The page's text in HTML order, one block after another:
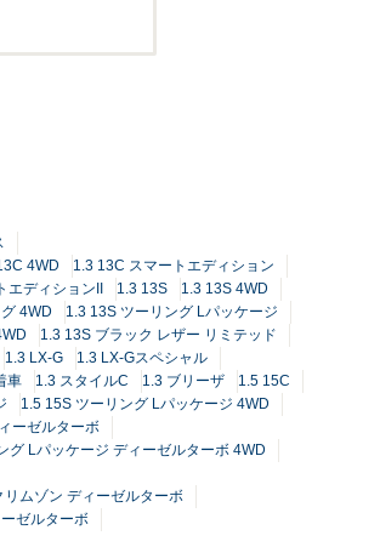
4WD
1.3 13C スマートエディション
ディションII
1.3 13S
1.3 13S 4WD
4WD
1.3 13S ツーリング Lパッケージ
1.3 13S ブラック レザー リミテッド
1.3 LX-G
1.3 LX-Gスペシャル
車
1.3 スタイルC 1.3 ブリーザ
1.5 15C
1.5 15S ツーリング Lパッケージ 4WD
ーゼルターボ
グ Lパッケージ ディーゼルターボ 4WD
ムゾン ディーゼルターボ
ゼルターボ